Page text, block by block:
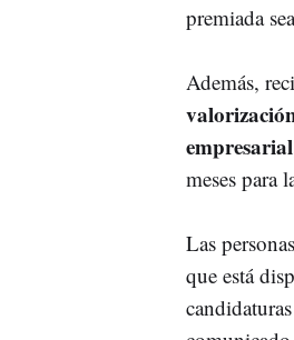
premiada
Además,
empresarial
meses para
Las
que está